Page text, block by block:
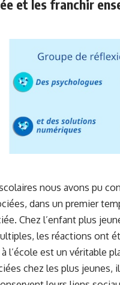
et les franchir
nous avons pu
dans un premier
Chez l’enfant plus
les réactions ont
à l’école est un véritable
chez les plus jeunes,